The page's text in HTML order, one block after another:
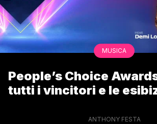
MUSICA
People’s Choice
tutti i vincitori e le
ANTHONY FESTA